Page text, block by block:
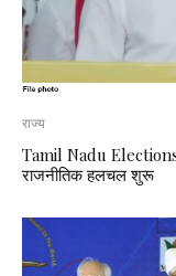
राज्य
Tamil Nadu
राजनीतिक हलचल शुरू